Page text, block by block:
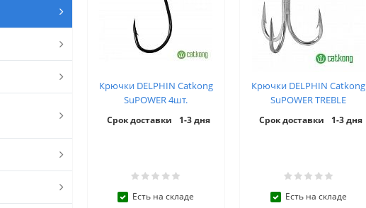
Крючки DELPHIN Catkong
SuPOWER 4шт.
Срок доставки 1-3 дня
Есть на складе
Крючки DELPHIN Catkong
SuPOWER TREBLE
Срок доставки 1-3 дня
Есть на складе